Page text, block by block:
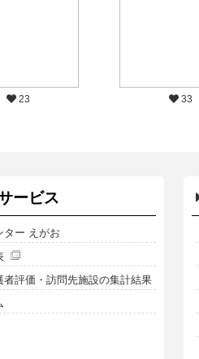
23 33
ービス
ター えがお
者評価・訪問先施設の集計結果